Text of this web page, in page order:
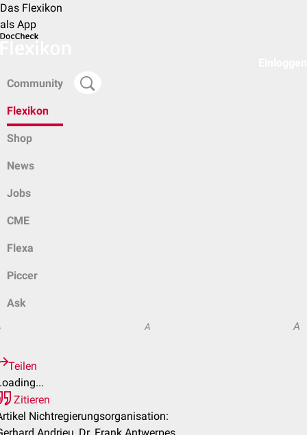
Das Flexikon
als App
Community
Flexikon
Shop
News
Jobs
CME
Flexa
Piccer
Ask
A A
Teilen
Zitieren
Nichtregierungsorganisation: